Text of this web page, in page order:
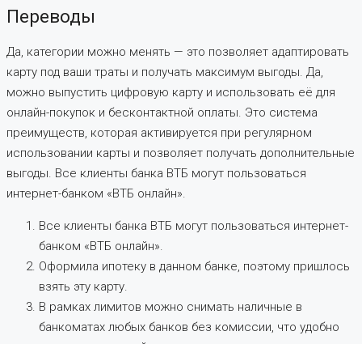
Переводы
Да, категории можно менять — это позволяет адаптировать
карту под ваши траты и получать максимум выгоды. Да,
можно выпустить цифровую карту и использовать её для
онлайн-покупок и бесконтактной оплаты. Это система
преимуществ, которая активируется при регулярном
использовании карты и позволяет получать дополнительные
выгоды. Все клиенты банка ВТБ могут пользоваться
интернет-банком «ВТБ онлайн».
Все клиенты банка ВТБ могут пользоваться интернет-
банком «ВТБ онлайн».
Оформила ипотеку в данном банке, поэтому пришлось
взять эту карту.
В рамках лимитов можно снимать наличные в
банкоматах любых банков без комиссии, что удобно